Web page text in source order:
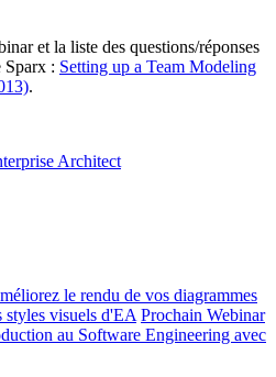
et la liste des questions/réponses
Sparx : Setting up a Team Modeling
.
Architect
le rendu de vos diagrammes
visuels d'EA Prochain Webinar
au Software Engineering avec